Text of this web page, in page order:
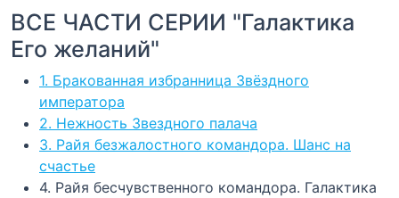
ВСЕ ЧАСТИ СЕРИИ "Галактика
Его желаний"
1. Бракованная избранница Звёздного
императора
2. Нежность Звездного палача
3. Райя безжалостного командора. Шанс на
счастье
4. Райя бесчувственного командора. Галактика